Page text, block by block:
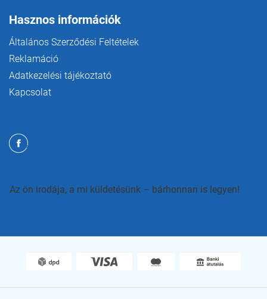
Hasznos információk
Általános Szerződési Feltételek
Reklamáció
Adatkezelési tájékoztató
Kapcsolat
Az ön irodája, a mi küldetésünk – bárhonnan is legyen!